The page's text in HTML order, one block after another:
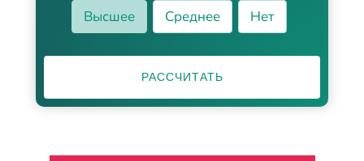
Высшее
Среднее Нет
РАССЧИТАТЬ